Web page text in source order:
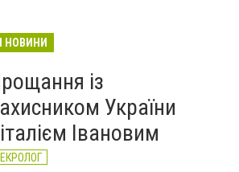
НОВИНИ
із
України
Івановим